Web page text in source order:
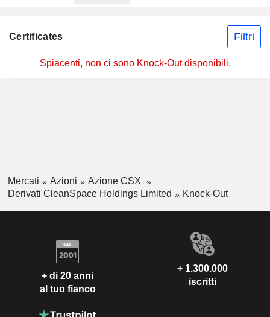
Certificates Filtri
Spiacenti, non ci sono Knock-Out disponibili.
Mercati Azioni
Azione CSX
Derivati CleanSpace Holdings Limited
Knock-Out
+ di 20 anni
al tuo fianco
+ 1.300.000
iscritti